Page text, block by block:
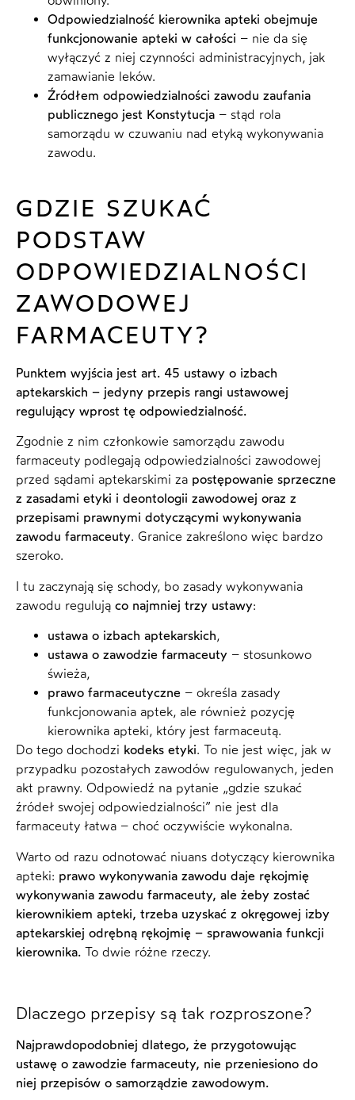
Odpowiedzialność kierownika apteki obejmuje
funkcjonowanie apteki w całości – nie da się
wyłączyć z niej czynności administracyjnych, jak
zamawianie leków.
Źródłem odpowiedzialności zawodu zaufania
publicznego jest Konstytucja – stąd rola
samorządu w czuwaniu nad etyką wykonywania
zawodu.
GDZIE SZUKAĆ
PODSTAW
ODPOWIEDZIALNOŚCI
ZAWODOWEJ
FARMACEUTY?
Punktem wyjścia jest art. 45 ustawy o izbach
aptekarskich – jedyny przepis rangi ustawowej
regulujący wprost tę odpowiedzialność.
Zgodnie z nim członkowie samorządu zawodu
farmaceuty podlegają odpowiedzialności zawodowej
przed sądami aptekarskimi za postępowanie sprzeczne
z zasadami etyki i deontologii zawodowej oraz z
przepisami prawnymi dotyczącymi wykonywania
zawodu farmaceuty. Granice zakreślono więc bardzo
szeroko.
I tu zaczynają się schody, bo zasady wykonywania
zawodu regulują co najmniej trzy ustawy:
ustawa o izbach aptekarskich,
ustawa o zawodzie farmaceuty – stosunkowo
świeża,
prawo farmaceutyczne – określa zasady
funkcjonowania aptek, ale również pozycję
kierownika apteki, który jest farmaceutą.
Do tego dochodzi kodeks etyki. To nie jest więc, jak w
przypadku pozostałych zawodów regulowanych, jeden
akt prawny. Odpowiedź na pytanie „gdzie szukać
źródeł swojej odpowiedzialności” nie jest dla
farmaceuty łatwa – choć oczywiście wykonalna.
Warto od razu odnotować niuans dotyczący kierownika
apteki: prawo wykonywania zawodu daje rękojmię
wykonywania zawodu farmaceuty, ale żeby zostać
kierownikiem apteki, trzeba uzyskać z okręgowej izby
aptekarskiej odrębną rękojmię – sprawowania funkcji
kierownika. To dwie różne rzeczy.
Dlaczego przepisy są tak rozproszone?
Najprawdopodobniej dlatego, że przygotowując
ustawę o zawodzie farmaceuty, nie przeniesiono do
niej przepisów o samorządzie zawodowym.